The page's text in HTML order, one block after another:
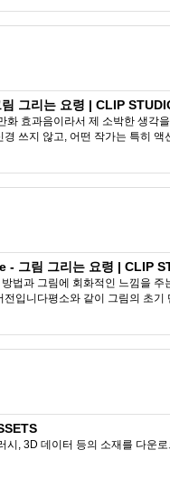
그리는 요령 | CLIP
화 효과음이라서 제 소박한 생각
쓰지 않고, 어떤 작가는 특히 액
- 그림 그리는 요령 | CLIP
법과 그림에 회화적인 느낌을
입니다평소와 같이 그림의 초기
시, 3D 데이터 등의 소재를 다운